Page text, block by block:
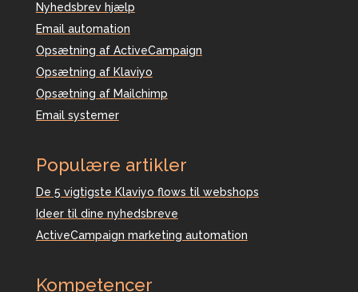
Nyhedsbrev hjælp
Email automation
Opsætning af ActiveCampaign
Opsætning af Klaviyo
Opsætning af Mailchimp
Email systemer
Populære artikler
De 5 vigtigste Klaviyo flows til webshops
Ideer til dine nyhedsbreve
ActiveCampaign marketing automation
Kompetencer